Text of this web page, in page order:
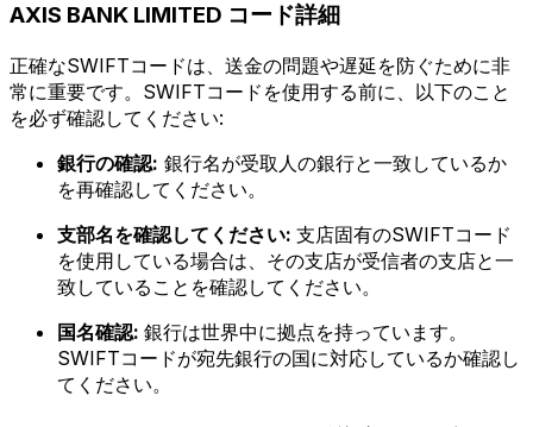
AXIS BANK LIMITED コード詳細
正確なSWIFTコードは、送金の問題や遅延を防ぐために非
常に重要です。SWIFTコードを使用する前に、以下のこと
を必ず確認してください:
銀行の確認: 銀行名が受取人の銀行と一致しているか
を再確認してください。
支部名を確認してください: 支店固有のSWIFTコード
を使用している場合は、その支店が受信者の支店と一
致していることを確認してください。
国名確認: 銀行は世界中に拠点を持っています。
SWIFTコードが宛先銀行の国に対応しているか確認し
てください。